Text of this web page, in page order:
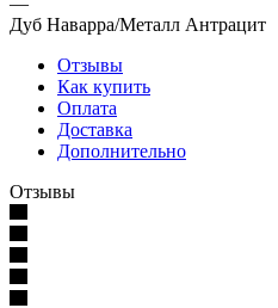
Дуб Наварра/Металл Антрацит
Отзывы
Как купить
Оплата
Доставка
Дополнительно
Отзывы